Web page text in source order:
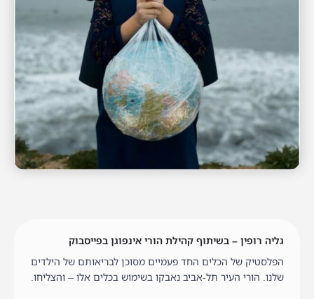
גליה רופין – בשיתוף קהילת הורי אינפוגן בפייסבוק
הפלסטיק של הכלים החד פעמיים מסוכן לבריאותם של הילדים
שלנו. הורי העיר תל-אביב נאבקו בשימוש בכלים אלו – והצליחו.